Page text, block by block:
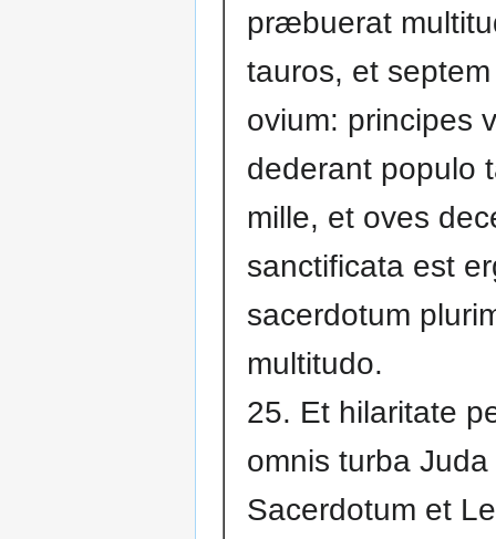
præbuerat
tauros, et
ovium: principes
dederant populo
mille, et oves
sanctificata est
sacerdotum
multitudo.
25. Et hilaritate
omnis turba Juda
Sacerdotum et